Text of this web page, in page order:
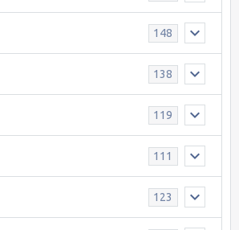
148
138
119
111
123